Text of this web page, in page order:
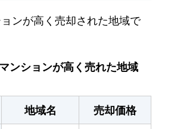
ンが高く売却された地域で
ンションが高く売れた地域
地域名
売却価格